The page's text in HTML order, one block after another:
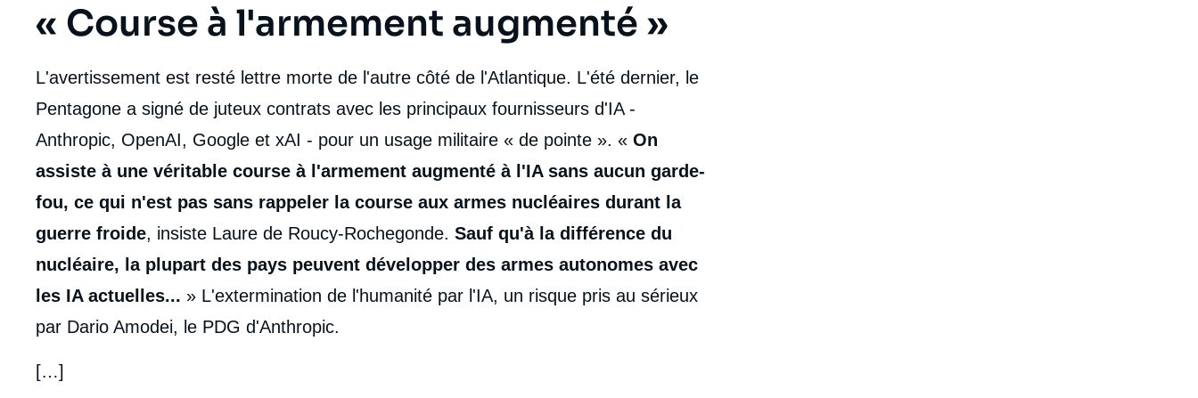
Titre
Edito
« Course à l'armement augmenté »
body
L'avertissement est resté lettre morte de l'autre côté de l'Atlantique. L'été dernier, le
Pentagone a signé de juteux contrats avec les principaux fournisseurs d'IA -
Anthropic, OpenAI, Google et xAI - pour un usage militaire « de pointe ». « On
assiste à une véritable course à l'armement augmenté à l'IA sans aucun garde-
fou, ce qui n'est pas sans rappeler la course aux armes nucléaires durant la
guerre froide, insiste Laure de Roucy-Rochegonde. Sauf qu'à la différence du
nucléaire, la plupart des pays peuvent développer des armes autonomes avec
les IA actuelles... » L'extermination de l'humanité par l'IA, un risque pris au sérieux
par Dario Amodei, le PDG d'Anthropic.
[…]